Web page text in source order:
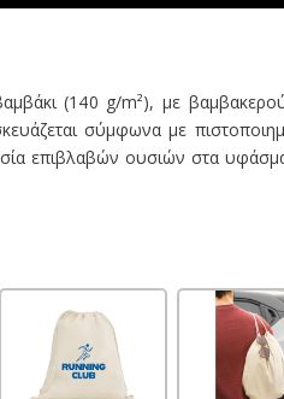
(140 g/m²), με
σύμφωνα με
επιβλαβών ουσιών στα